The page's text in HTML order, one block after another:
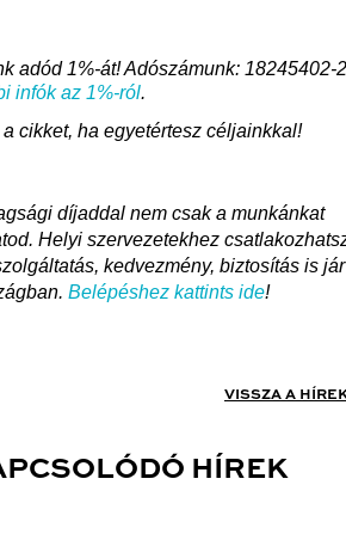
adód 1%-át! Adószámunk: 18245402-
infók az 1%-ról.
cikket, ha egyetértesz céljainkkal!
díjaddal nem csak a munkánkat
Helyi szervezetekhez
kedvezmény, biztosítás is
Belépéshez kattints ide!
VISSZA A
HÍREK